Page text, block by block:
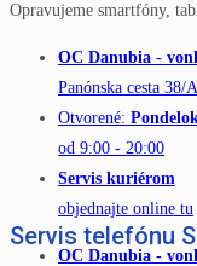
Opravujeme smartfóny,
OC Danubia -
Panónska cesta
Otvorené:
od 9:00 - 20:00
Servis kuriérom
objednajte online tu
OC Danubia -
Servis telefónu